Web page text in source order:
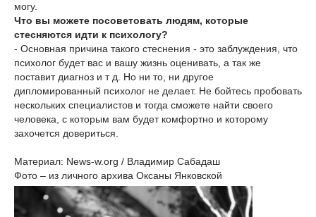
могу.
Что вы можете посоветовать людям, которые
стесняются идти к психологу?
- Основная причина такого стеснения - это заблуждения, что
психолог будет вас и вашу жизнь оценивать, а так же
поставит диагноз и т д. Но ни то, ни другое
дипломированный психолог не делает. Не бойтесь пробовать
нескольких специалистов и тогда сможете найти своего
человека, с которым вам будет комфортно и которому
захочется довериться.
Материал: News-w.org / Владимир Сабадаш
Фото – из личного архива Оксаны Янковской